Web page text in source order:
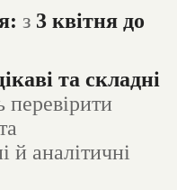
з 3 квітня до
та складні
перевірити
й аналітичні